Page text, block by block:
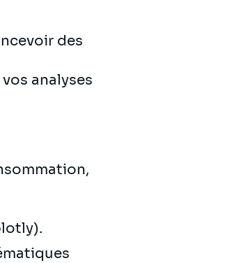
des
analyses